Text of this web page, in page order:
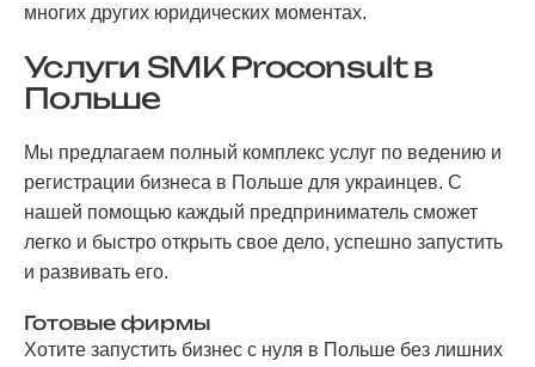
многих других юридических моментах.
Услуги SMK Proconsult в
Польше
Мы предлагаем полный комплекс услуг по ведению и
регистрации бизнеса в Польше для украинцев. С
нашей помощью каждый предприниматель сможет
легко и быстро открыть свое дело, успешно запустить
и развивать его.
Готовые фирмы
Хотите запустить бизнес с нуля в Польше без лишних